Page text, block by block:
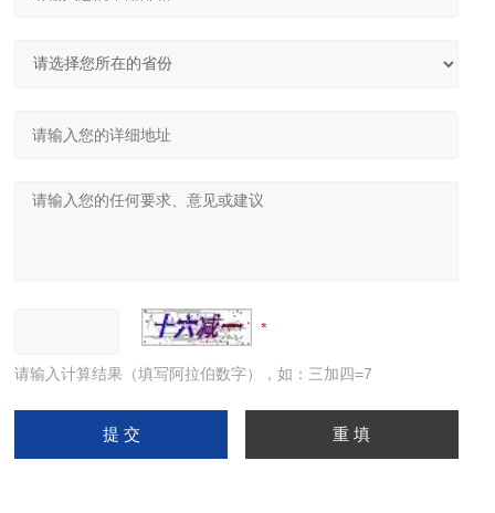
请输入计算结果（填写阿拉伯数字），如：三加四=7